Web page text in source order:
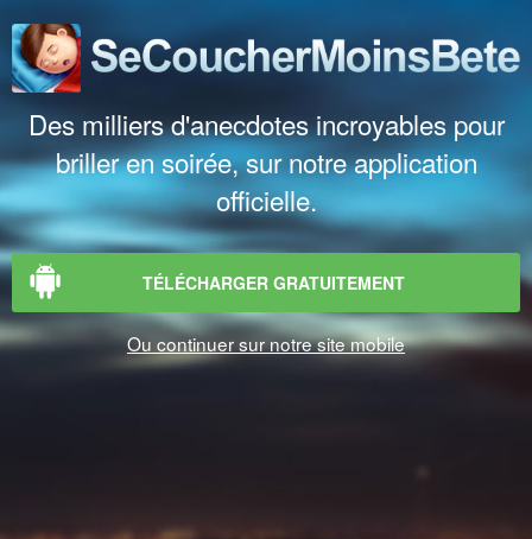
Des milliers d'anecdotes incroyables pour
briller en soirée, sur notre application
officielle.
TÉLÉCHARGER GRATUITEMENT
Ou continuer sur notre site mobile